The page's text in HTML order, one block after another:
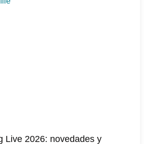
Live 2026: novedades y